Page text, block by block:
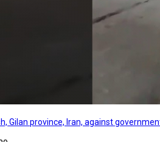
Gilan province, Iran, against